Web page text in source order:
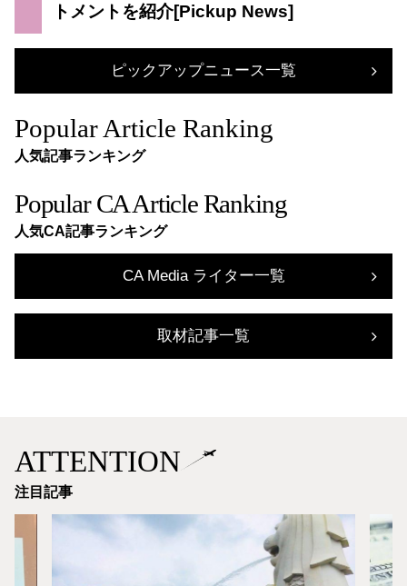
トメントを紹介
ピックアップニュース一覧
Popular Article Ranking
人気記事ランキング
Popular CA Article Ranking
人気CA記事ランキング
CA Media ライター一覧
取材記事一覧
ATTENTION
注目記事